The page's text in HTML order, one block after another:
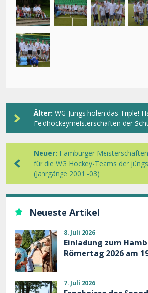
Älter:WG-Jungs holen das Triple!
Feldhockeymeisterschaften der
Neuer: Hamburger
für die WG Hockey-Teams der
(Jahrgänge 2001 -03)
Neueste Artikel
8. Juli 2026
Einladung zum
Römertag 2026 am
7. Juli 2026